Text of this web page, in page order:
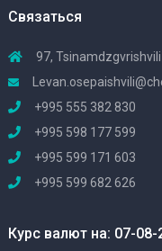
Связаться
97,
+995 555 382 830
+995 598 177 599
+995 599 171 603
+995 599 682 626
Курс валют на: 07-08-